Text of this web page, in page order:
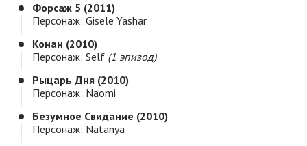
Форсаж 5 (2011)
Персонаж: Gisele Yashar
Конан (2010)
Персонаж: Self (1 эпизод)
Рыцарь Дня (2010)
Персонаж: Naomi
Безумное Свидание (2010)
Персонаж: Natanya